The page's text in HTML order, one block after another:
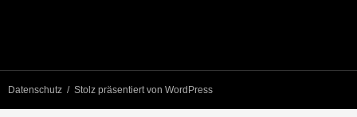
Datenschutz Stolz präsentiert von WordPress